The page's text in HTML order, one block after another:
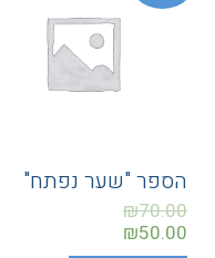
הספר "שער נפתח"
₪70.00
₪50.00